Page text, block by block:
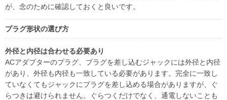
が、念のために確認しておくと良いです。
プラグ形状の選び方
外径と内径は合わせる必要あり
ACアダプターのプラグ、プラグを差し込むジャックには外径と内径
があり、外径も内径も一致している必要があります。完全に一致し
ていなくてもジャックにプラグを差し込める場合がありますが、ぐ
らつきは避けられません。ぐらつくだけでなく、通電しないことも